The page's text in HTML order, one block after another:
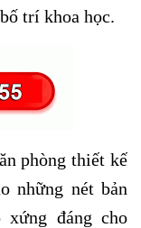
trí khoa học.
phòng thiết kế
những nét bản
đáng cho